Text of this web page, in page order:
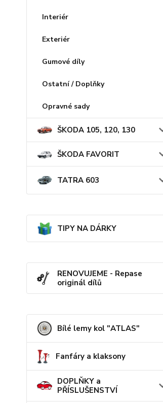
Interiér
Exteriér
Gumové díly
Ostatní / Doplňky
Opravné sady
ŠKODA 105, 120, 130
ŠKODA FAVORIT
TATRA 603
TIPY NA DÁRKY
RENOVUJEME - Repase
originál dílů
Bílé lemy kol "ATLAS"
Fanfáry a klaksony
DOPLŇKY a
PŘÍSLUŠENSTVÍ